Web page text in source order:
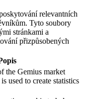
relevantních
Tyto soubory
stránkami a
přizpůsobených
the Gemius market
used to create statistics